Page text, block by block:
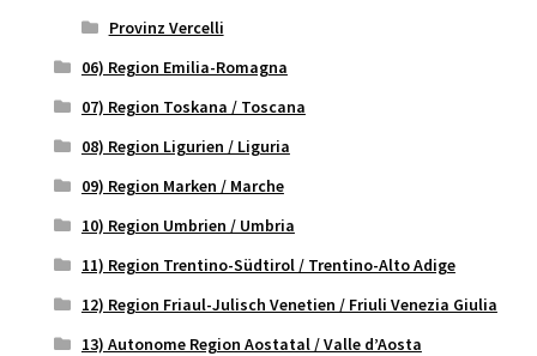
Provinz Vercelli
06) Region Emilia-Romagna
07) Region Toskana / Toscana
08) Region Ligurien / Liguria
09) Region Marken / Marche
10) Region Umbrien / Umbria
11) Region Trentino-Südtirol / Trentino-Alto Adige
12) Region Friaul-Julisch Venetien / Friuli Venezia Giulia
13) Autonome Region Aostatal / Valle d’Aosta